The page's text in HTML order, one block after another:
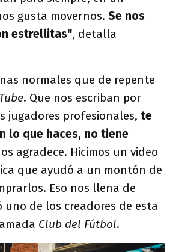
gusta movernos. Se nos
estrellitas", detalla
normales que de repente
. Que nos escriban por
jugadores profesionales, te
lo que haces, no tiene
agradece. Hicimos un video
que ayudó a un montón de
Eso nos llena de
de los creadores de esta
Club del Fútbol.